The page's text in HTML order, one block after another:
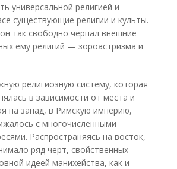
универсальной религией и
существующие религии и культы.
так свободно черпал внешние
ему религий — зороастризма и
религиозную систему, которая
в зависимости от места и
на запад, в Римскую империю,
с многочисленными
Распространяясь на восток,
ряд черт, свойственных
идеей манихейства, как и